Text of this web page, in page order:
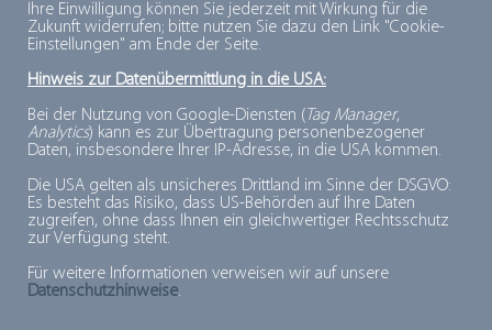
Ihre Einwilligung können Sie jederzeit mit Wirkung für die
Zukunft widerrufen; bitte nutzen Sie dazu den Link "Cookie-
Einstellungen" am Ende der Seite.
Hinweis zur Datenübermittlung in die USA:
Bei der Nutzung von Google-Diensten (Tag Manager,
Analytics) kann es zur Übertragung personenbezogener
Daten, insbesondere Ihrer IP-Adresse, in die USA kommen.
Die USA gelten als unsicheres Drittland im Sinne der DSGVO:
Es besteht das Risiko, dass US-Behörden auf Ihre Daten
zugreifen, ohne dass Ihnen ein gleichwertiger Rechtsschutz
zur Verfügung steht.
Für weitere Informationen verweisen wir auf unsere
Datenschutzhinweise.
ENCENTIVE GMBH
ERLENBACHER BACKWAREN GMBH